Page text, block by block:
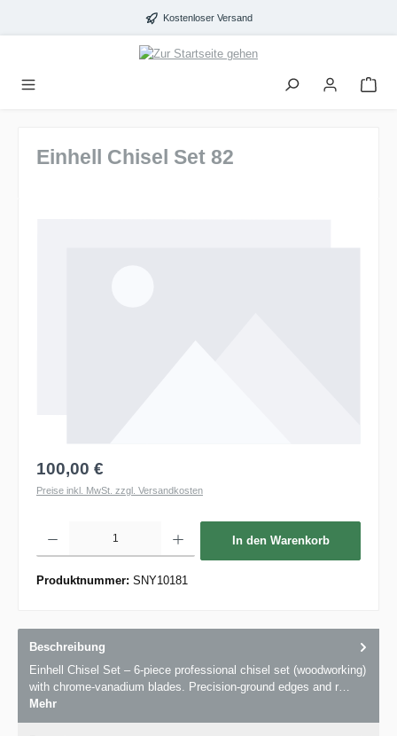
Kostenloser Versand
Einhell Chisel Set 82
100,00 €
Preise inkl. MwSt. zzgl. Versandkosten
In den Warenkorb
Produktnummer: SNY10181
Beschreibung
Einhell Chisel Set – 6-piece professional chisel set (woodworking)
with chrome-vanadium blades. Precision-ground edges and r…
Mehr